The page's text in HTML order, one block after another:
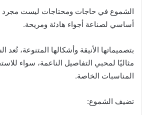
الشموع في حاجات ومحتاجات ليست مجرد
أساسي لصناعة أجواء هادئة ومريحة.
بتصميماتها الأنيقة وأشكالها المتنوعة، تُعد
مثاليًا لمحبي التفاصيل الناعمة، سواء
المناسبات الخاصة.
تضيف الشموع: